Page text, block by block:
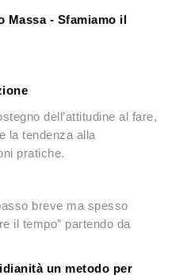
Massa - Sfamiamo il
dell’attitudine al fare,
la tendenza alla
pratiche.
breve ma spesso
il tempo” partendo da
un metodo per